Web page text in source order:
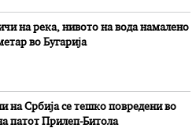
на река, нивото на вода намалено
во Бугарија
на Србија се тешко повредени во
патот Прилеп-Битола